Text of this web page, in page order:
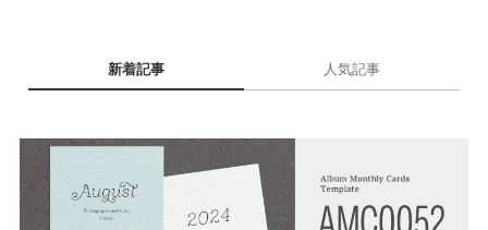
新着記事 人気記事